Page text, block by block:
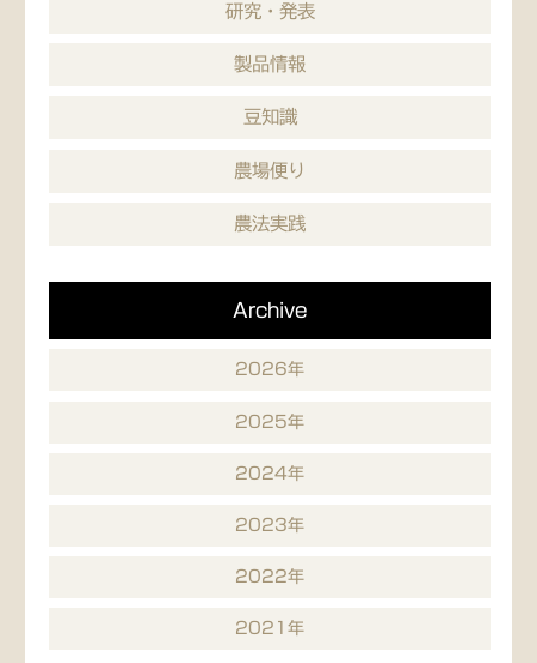
研究・発表
製品情報
豆知識
農場便り
農法実践
Archive
2026年
2025年
2024年
2023年
2022年
2021年